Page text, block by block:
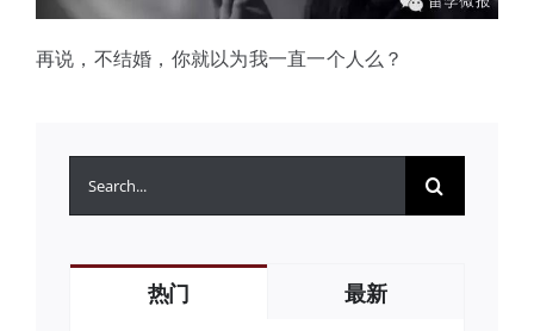
再说，不结婚，你就以为我一直一个人么？
热门 最新